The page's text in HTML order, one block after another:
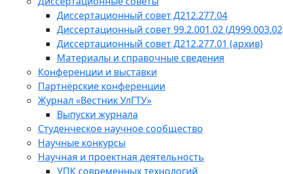
Диссертационный совет Д212.277.04
Диссертационный совет 99.2.001.02
Диссертационный совет Д212.277.01 (архив)
Материалы и справочные сведения
Конференции и выставки
Партнёрские конференции
Журнал «Вестник УлГТУ»
Выпуски журнала
Студенческое научное сообщество
Научные конкурсы
Научная и проектная деятельность
УПК современных технологий